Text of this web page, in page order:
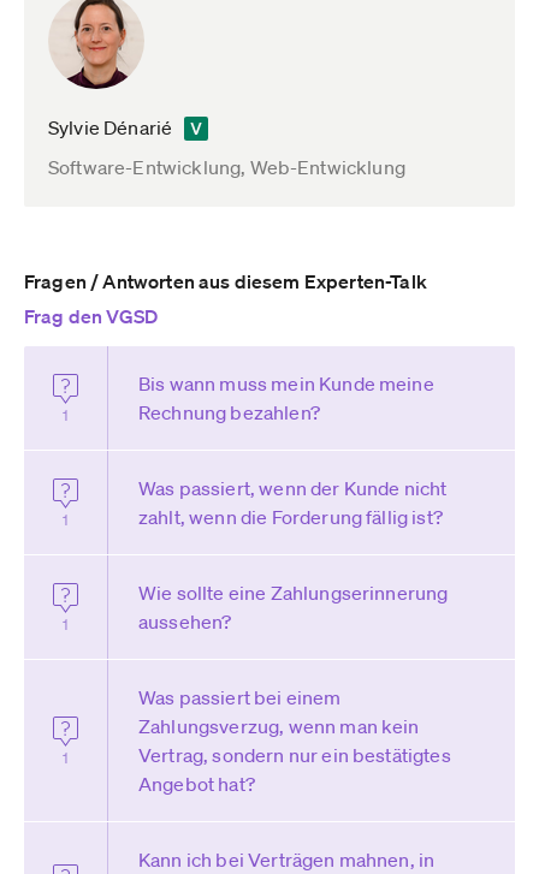
Sylvie Dénarié
Software-Entwicklung, Web-Entwicklung
Fragen / Antworten aus diesem Experten-Talk
Frag den VGSD
1
Bis wann muss mein Kunde meine
Rechnung bezahlen?
1
Was passiert, wenn der Kunde nicht
zahlt, wenn die Forderung fällig ist?
1
Wie sollte eine Zahlungserinnerung
aussehen?
1
Was passiert bei einem
Zahlungsverzug, wenn man kein
Vertrag, sondern nur ein bestätigtes
Angebot hat?
Kann ich bei Verträgen mahnen, in